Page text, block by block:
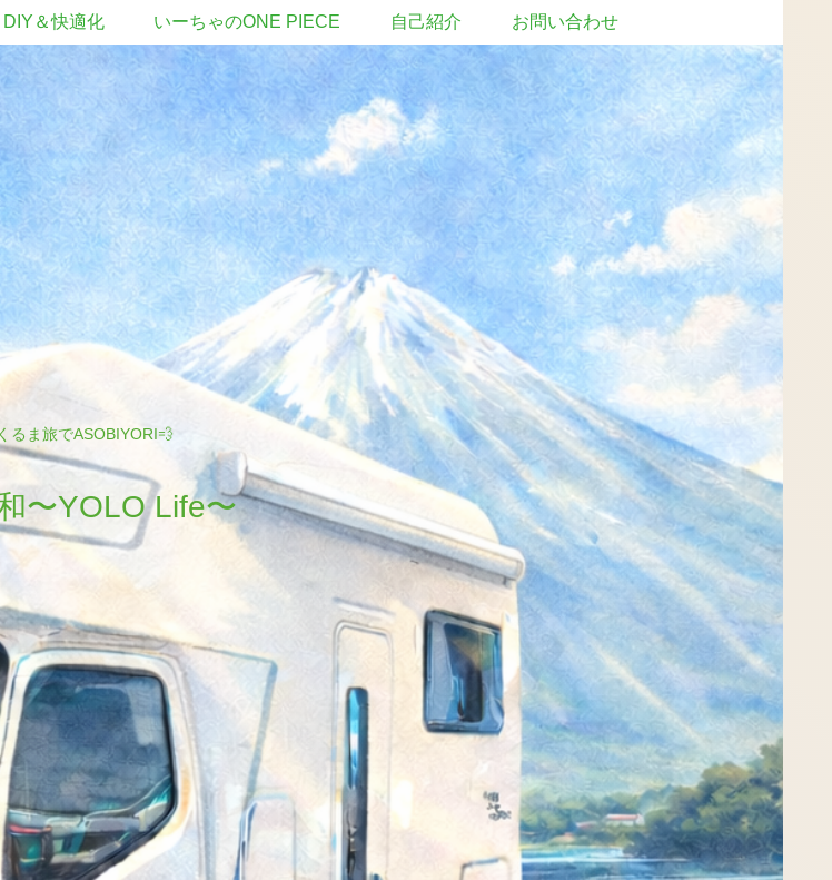
くるま旅でASOBIYORI💨
〜YOLO Life〜
DIY＆快適化 いーちゃのONE PIECE 自己紹介 お問い合わせ